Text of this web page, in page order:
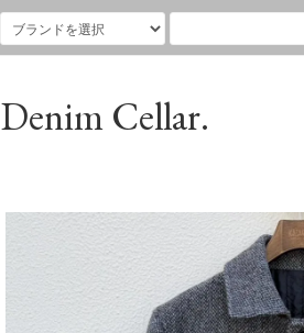
Denim Cellar.